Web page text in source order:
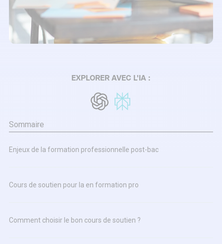
EXPLORER AVEC L'IA :
Sommaire
Enjeux de la formation professionnelle post-bac
Cours de soutien pour la en formation pro
Comment choisir le bon cours de soutien ?